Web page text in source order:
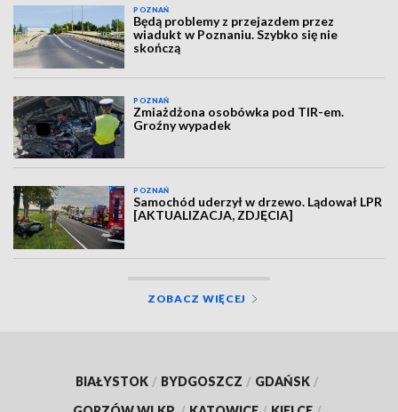
POZNAŃ
Będą problemy z przejazdem przez
wiadukt w Poznaniu. Szybko się nie
skończą
POZNAŃ
Zmiażdżona osobówka pod TIR-em.
Groźny wypadek
POZNAŃ
Samochód uderzył w drzewo. Lądował LPR
[AKTUALIZACJA, ZDJĘCIA]
ZOBACZ WIĘCEJ
BIAŁYSTOK / BYDGOSZCZ / GDAŃSK /